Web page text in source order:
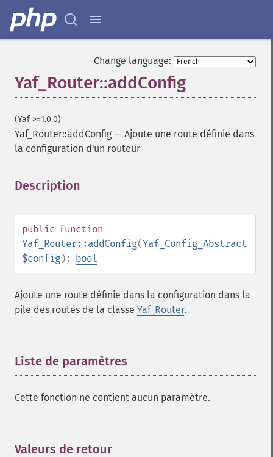
Change language:
Yaf_Router::addConfig
(Yaf >=1.0.0)
Yaf_Router::addConfig — Ajoute une route définie dans
la configuration d'un routeur
Description
public function
Yaf_Router::addConfig(Yaf_Config_Abstract
$config): bool
Ajoute une route définie dans la configuration dans la
pile des routes de la classe Yaf_Router.
Liste de paramètres
Cette fonction ne contient aucun paramètre.
Valeurs de retour